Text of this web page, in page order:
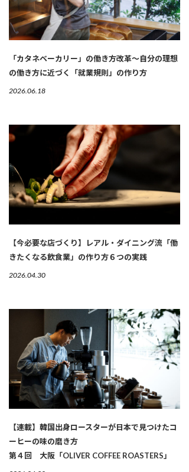
「カタネベーカリー」の働き方改革～自分の理想
の働き方に近づく「就業規則」の作り方
2026.06.18
【今必要な店づくり】レアル・ダイニング流「働
きたくなる飲食業」の作り方６つの実践
2026.04.30
【連載】韓国出身ロースターが日本で見つけたコ
ーヒーの味の磨き方
第４回 大阪「OLIVER COFFEE ROASTERS」